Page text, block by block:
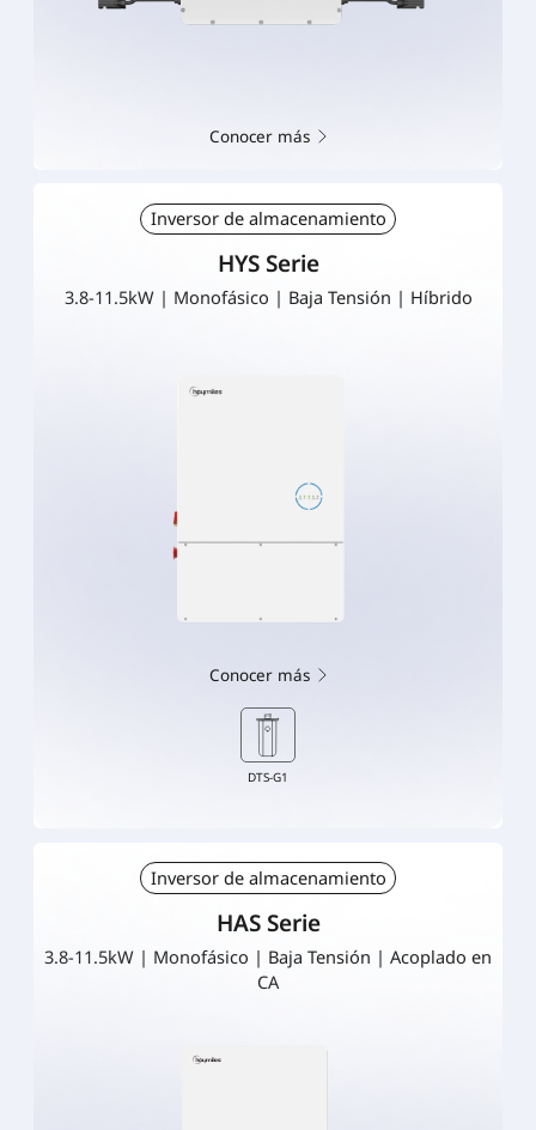
Conocer más
Inversor de almacenamiento
HYS Serie
3.8-11.5kW | Monofásico | Baja Tensión | Híbrido
Conocer más
DTS-G1
Inversor de almacenamiento
HAS Serie
3.8-11.5kW | Monofásico | Baja Tensión | Acoplado en
CA